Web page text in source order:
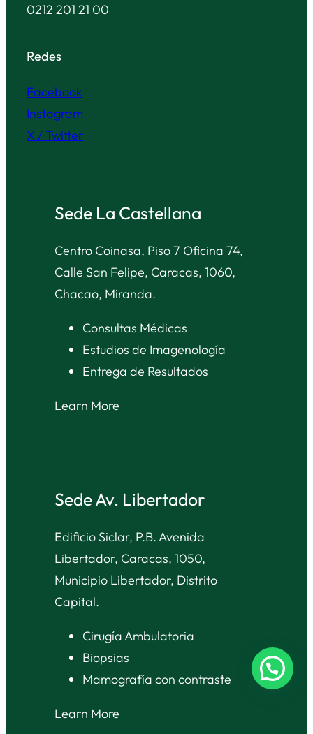
0212 201 21 00
Redes
Facebook
Instagram
X / Twitter
Sede La Castellana
Centro Coinasa, Piso 7 Oficina 74,
Calle San Felipe, Caracas, 1060,
Chacao, Miranda.
Consultas Médicas
Estudios de Imagenología
Entrega de Resultados
Learn More
Sede Av. Libertador
Edificio Siclar, P.B. Avenida
Libertador, Caracas, 1050,
Municipio Libertador, Distrito
Capital.
Cirugía Ambulatoria
Biopsias
Mamografía con contraste
Learn More